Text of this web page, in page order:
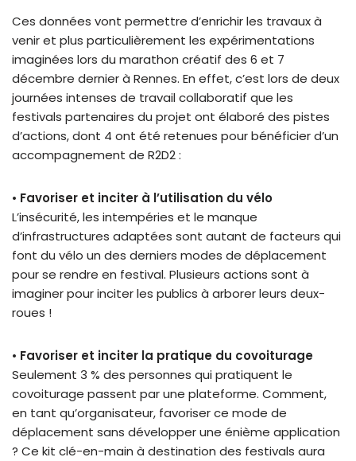
Ces données vont permettre d’enrichir les travaux à
venir et plus particulièrement les expérimentations
imaginées lors du marathon créatif des 6 et 7
décembre dernier à Rennes. En effet, c’est lors de deux
journées intenses de travail collaboratif que les
festivals partenaires du projet ont élaboré des pistes
d’actions, dont 4 ont été retenues pour bénéficier d’un
accompagnement de R2D2 :
• Favoriser et inciter à l’utilisation du vélo
L’insécurité, les intempéries et le manque
d’infrastructures adaptées sont autant de facteurs qui
font du vélo un des derniers modes de déplacement
pour se rendre en festival. Plusieurs actions sont à
imaginer pour inciter les publics à arborer leurs deux-
roues !
• Favoriser et inciter la pratique du covoiturage
Seulement 3 % des personnes qui pratiquent le
covoiturage passent par une plateforme. Comment,
en tant qu’organisateur, favoriser ce mode de
déplacement sans développer une énième application
? Ce kit clé-en-main à destination des festivals aura